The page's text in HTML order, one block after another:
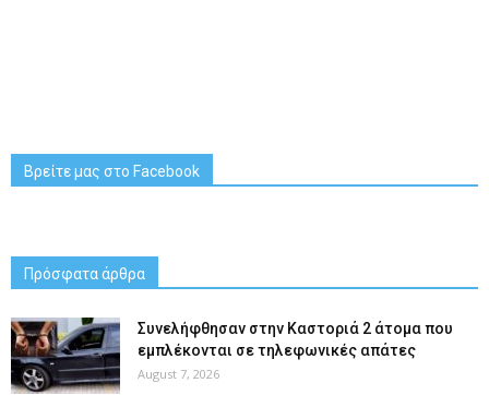
Βρείτε μας στο Facebook
Πρόσφατα άρθρα
Συνελήφθησαν στην Καστοριά 2 άτομα που
εμπλέκονται σε τηλεφωνικές απάτες
August 7, 2026